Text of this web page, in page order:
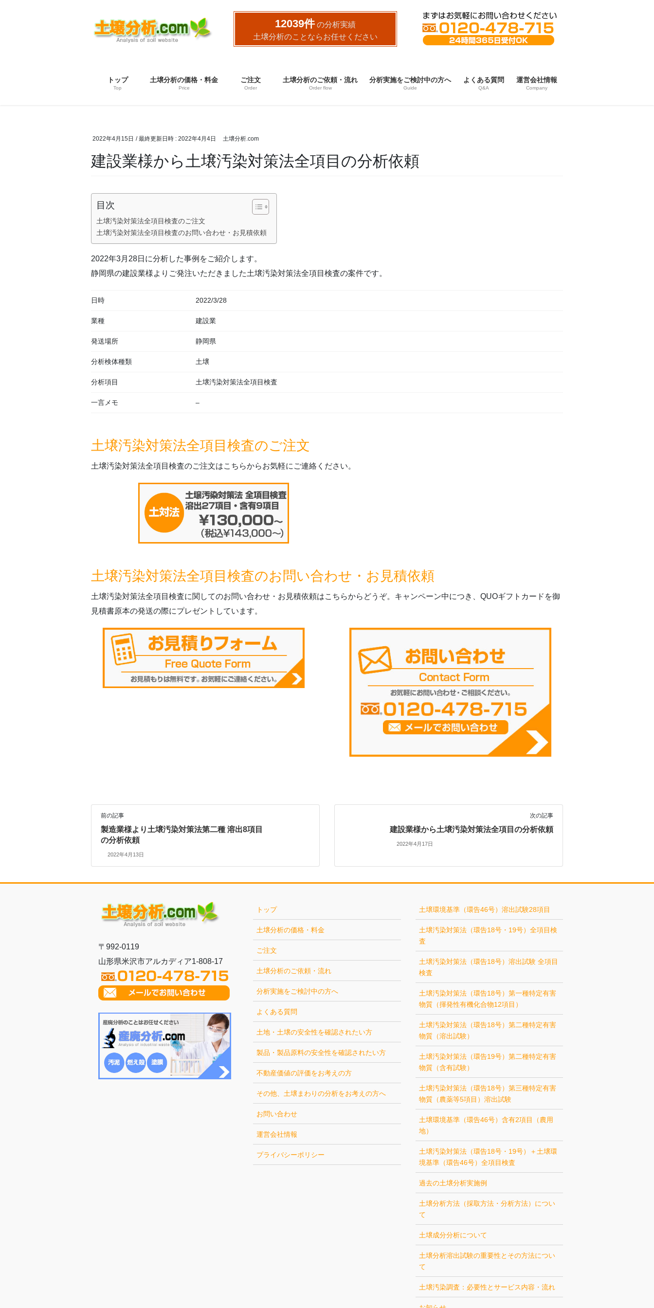
12039件の分析実績
土壌分析のことならお任せください
トップ
Top
土壌分析の価格・料金
Price
ご注文
Order
土壌分析のご依頼・流れ
Order flow
分析実施をご検討中の方へ
Guide
よくある質問
Q&A
運営会社情報
Company
2022年4月15日 / 最終更新日時 : 2022年4月4日 土壌分析.com
建設業様から土壌汚染対策法全項目の分析依頼
目次
土壌汚染対策法全項目検査のご注文
土壌汚染対策法全項目検査のお問い合わせ・お見積依頼
2022年3月28日に分析した事例をご紹介します。
静岡県の建設業様よりご発注いただきました土壌汚染対策法全項目検査の案件です。
日時 2022/3/28
業種 建設業
発送場所 静岡県
分析検体種類 土壌
分析項目 土壌汚染対策法全項目検査
一言メモ –
土壌汚染対策法全項目検査のご注文
土壌汚染対策法全項目検査のご注文はこちらからお気軽にご連絡ください。
土壌汚染対策法全項目検査のお問い合わせ・お見積依頼
土壌汚染対策法全項目検査に関してのお問い合わせ・お見積依頼はこちらからどうぞ。キャンペーン中につき、QUOギフトカードを御
見積書原本の発送の際にプレゼントしています。
前の記事
製造業様より土壌汚染対策法第二種 溶出8項目
の分析依頼
2022年4月13日
次の記事
建設業様から土壌汚染対策法全項目の分析依頼
2022年4月17日
〒992-0119
山形県米沢市アルカディア1-808-17
トップ
土壌分析の価格・料金
ご注文
土壌分析のご依頼・流れ
分析実施をご検討中の方へ
よくある質問
土地・土壌の安全性を確認されたい方
製品・製品原料の安全性を確認されたい方
不動産価値の評価をお考えの方
その他、土壌まわりの分析をお考えの方へ
お問い合わせ
運営会社情報
プライバシーポリシー
土壌環境基準（環告46号）溶出試験28項目
土壌汚染対策法（環告18号・19号）全項目検
査
土壌汚染対策法（環告18号）溶出試験 全項目
検査
土壌汚染対策法（環告18号）第一種特定有害
物質（揮発性有機化合物12項目）
土壌汚染対策法（環告18号）第二種特定有害
物質（溶出試験）
土壌汚染対策法（環告19号）第二種特定有害
物質（含有試験）
土壌汚染対策法（環告18号）第三種特定有害
物質（農薬等5項目）溶出試験
土壌環境基準（環告46号）含有2項目（農用
地）
土壌汚染対策法（環告18号・19号）＋土壌環
境基準（環告46号）全項目検査
過去の土壌分析実施例
土壌分析方法（採取方法・分析方法）につい
て
土壌成分分析について
土壌分析溶出試験の重要性とその方法につい
て
土壌汚染調査：必要性とサービス内容・流れ